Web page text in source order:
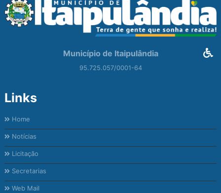
Município de Itaipulândia
95.725.057/0001-64
Links
Home
Notícias
Licitação
Secretarias
Web Mail